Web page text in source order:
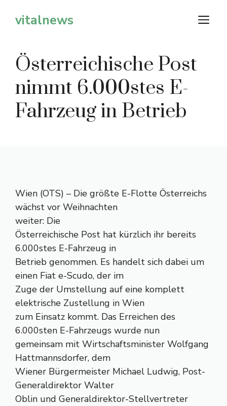
Inhaltvitalnews
Österreichische Post
nimmt 6.000stes E-
Fahrzeug in Betrieb
Wien (OTS) – Die größte E-Flotte Österreichs
wächst vor Weihnachten
weiter: Die
Österreichische Post hat kürzlich ihr bereits
6.000stes E-Fahrzeug in
Betrieb genommen. Es handelt sich dabei um
einen Fiat e-Scudo, der im
Zuge der Umstellung auf eine komplett
elektrische Zustellung in Wien
zum Einsatz kommt. Das Erreichen des
6.000sten E-Fahrzeugs wurde nun
gemeinsam mit Wirtschaftsminister Wolfgang
Hattmannsdorfer, dem
Wiener Bürgermeister Michael Ludwig, Post-
Generaldirektor Walter
Oblin und Generaldirektor-Stellvertreter